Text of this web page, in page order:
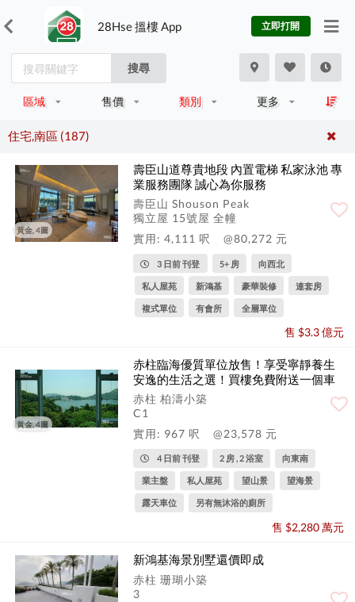
28Hse 搵樓 App 立即打開
搜尋
區域 售價 類別 更多
住宅,南區 (187)
黃金, 4圖
壽臣山道尊貴地段 內置電梯 私家泳池 專
業服務團隊 誠心為你服務
壽臣山 Shouson Peak
獨立屋 15號屋 全幢
實用: 4,111 呎
@80,272 元
3 日前 刊登 5+ 房 向西北
私人屋苑 新鴻基 豪華裝修 連套房
複式單位 有會所 全層單位
售 $3.3 億元
黃金, 4圖
赤柱臨海優質單位放售！享受寧靜養生
安逸的生活之選！買樓免費附送一個車
位！
赤柱 柏濤小築
C1
實用: 967 呎
@23,578 元
4 日前 刊登 2 房 , 2 浴室 向東南
業主盤 私人屋苑 望山景 望海景
露天車位 另有無沐浴的廁所
售 $2,280 萬元
新鴻基海景別墅還價即成
赤柱 珊瑚小築
3